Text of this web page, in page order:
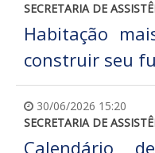
SECRETARIA DE
Habitação
construir seu
30/06/2026 15:20
SECRETARIA DE
Calendário